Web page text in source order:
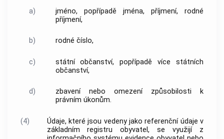
a)
jméno, popřípadě jména, příjmení, rodné
příjmení,
b) rodné číslo,
c)
státní občanství, popřípadě více státních
občanství,
d)
zbavení nebo omezení způsobilosti k
právním úkonům.
(4)
Údaje, které jsou vedeny jako referenční údaje v
základním registru obyvatel, se využijí z